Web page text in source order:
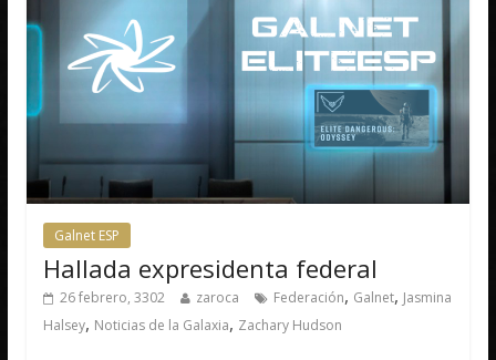
Galnet ESP
Hallada expresidenta federal
26 febrero, 3302 zaroca Federación, Galnet, Jasmina
Halsey, Noticias de la Galaxia, Zachary Hudson